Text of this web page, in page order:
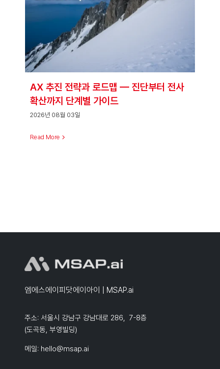
AX 추진 전략과 로드맵 — 진단부터 전사
확산까지 단계별 가이드
2026년 08월 03일
Read More
엠에스에이피닷에이아이 | MSAP.ai
주소: 서울시 강남구 강남대로 286, 7-8층
(도곡동, 부영빌딩)
메일: hello@msap.ai